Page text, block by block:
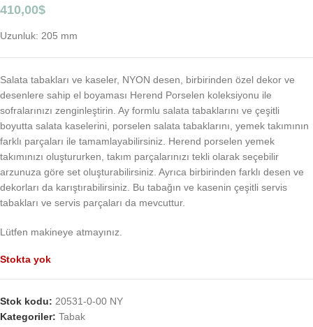
410,00$
Uzunluk: 205 mm
Salata tabakları ve kaseler, NYON desen, birbirinden özel dekor ve
desenlere sahip el boyaması Herend Porselen koleksiyonu ile
sofralarınızı zenginleştirin. Ay formlu salata tabaklarını ve çeşitli
boyutta salata kaselerini, porselen salata tabaklarını, yemek takımının
farklı parçaları ile tamamlayabilirsiniz. Herend porselen yemek
takımınızı oluştururken, takım parçalarınızı tekli olarak seçebilir
arzunuza göre set oluşturabilirsiniz. Ayrıca birbirinden farklı desen ve
dekorları da karıştırabilirsiniz. Bu tabağın ve kasenin çeşitli servis
tabakları ve servis parçaları da mevcuttur.
Lütfen makineye atmayınız.
Stokta yok
Stok kodu: 20531-0-00 NY
Kategoriler: Tabak